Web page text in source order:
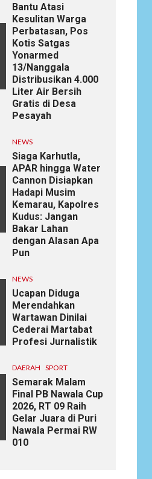
Bantu Atasi
Kesulitan Warga
Perbatasan, Pos
Kotis Satgas
Yonarmed
13/Nanggala
Distribusikan 4.000
Liter Air Bersih
Gratis di Desa
Pesayah
NEWS
Siaga Karhutla,
APAR hingga Water
Cannon Disiapkan
Hadapi Musim
Kemarau, Kapolres
Kudus: Jangan
Bakar Lahan
dengan Alasan Apa
Pun
NEWS
Ucapan Diduga
Merendahkan
Wartawan Dinilai
Cederai Martabat
Profesi Jurnalistik
DAERAH SPORT
Semarak Malam
Final PB Nawala Cup
2026, RT 09 Raih
Gelar Juara di Puri
Nawala Permai RW
010